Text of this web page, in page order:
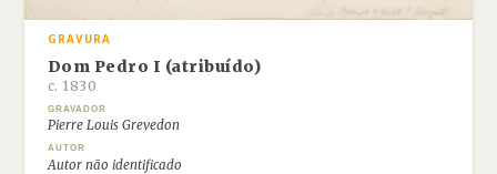
GRAVURA
Dom Pedro I (atribuído)
c. 1830
GRAVADOR
Pierre Louis Grevedon
AUTOR
Autor não identificado